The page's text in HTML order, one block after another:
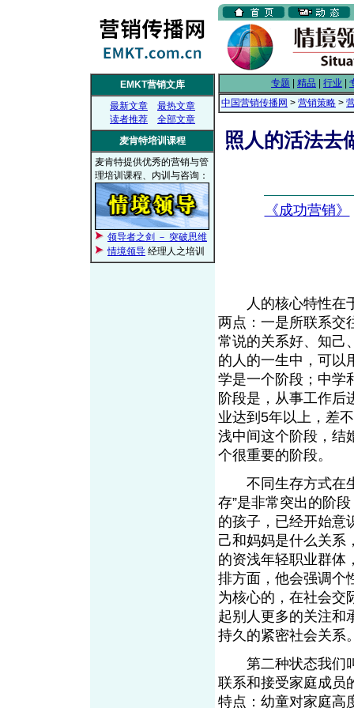
EMKT营销文库
最新文章
最热文章
读者推荐
全部文章
麦肯特培训课程
麦肯特提供优秀的营销与管
理培训课程、内训与咨询：
领导者之剑 － 突破思维
情境领导 经理人之培训
专题 精品 行业
中国营销传播网 > 营销策略 >
照人的活法去
《成功营销》
人的核心特性在于
两点：一是所联系交
常说的关系好、知己
的人的一生中，可以
学是一个阶段；中学
阶段是，从事工作后
业达到5年以上，差
浅中间这个阶段，结
个很重要的阶段。
不同生存方式在生
存”是非常突出的阶
的孩子，已经开始意
己和妈妈是什么关系
的资浅年轻职业群体
排方面，他会强调个
为核心的，在社会交
起别人更多的关注和
持久的紧密社会关系
第二种状态我们叫
联系和接受家庭成员
特点：幼童对家庭高